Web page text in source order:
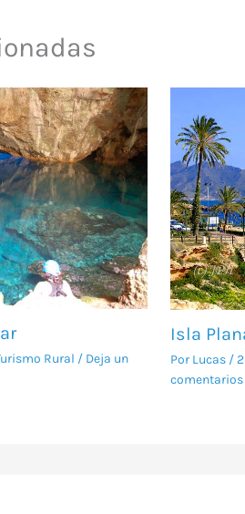
Rural / Deja un
Isla
Por Lucas /
comentarios